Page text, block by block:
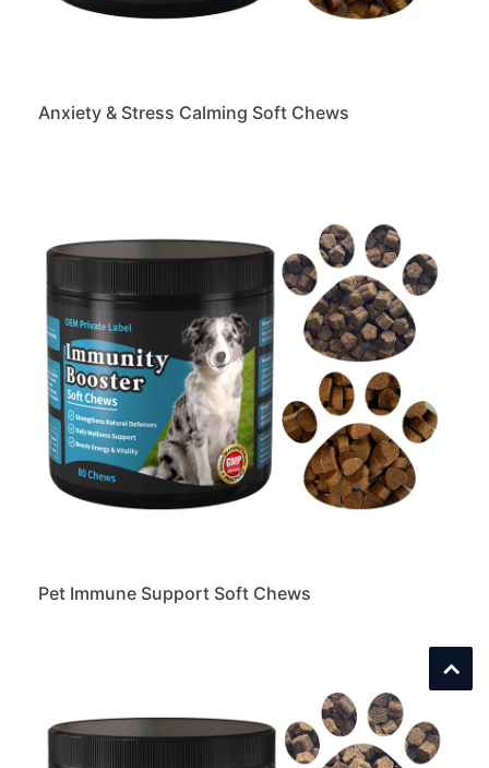
Anxiety & Stress Calming Soft Chews
Pet Immune Support Soft Chews